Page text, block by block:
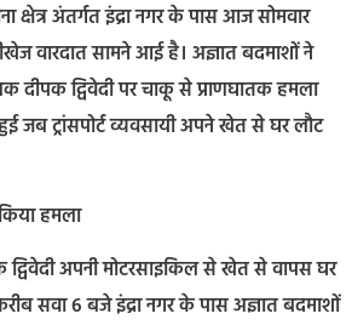
अंतर्गत इंद्रा नगर के पास आज सोमवार
वारदात सामने आई है। अज्ञात बदमाशों ने
दीपक द्विवेदी पर चाकू से प्राणघातक हमला
जब ट्रांसपोर्ट व्यवसायी अपने खेत से घर लौट
हमला
द्विवेदी अपनी मोटरसाइकिल से खेत से वापस घर
सवा 6 बजे इंद्रा नगर के पास अज्ञात बदमाशों